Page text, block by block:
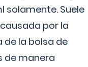
solamente. Suele
por la
de la bolsa de
de manera